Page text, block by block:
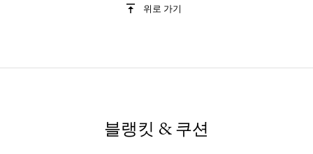
위로 가기
블랭킷 & 쿠션